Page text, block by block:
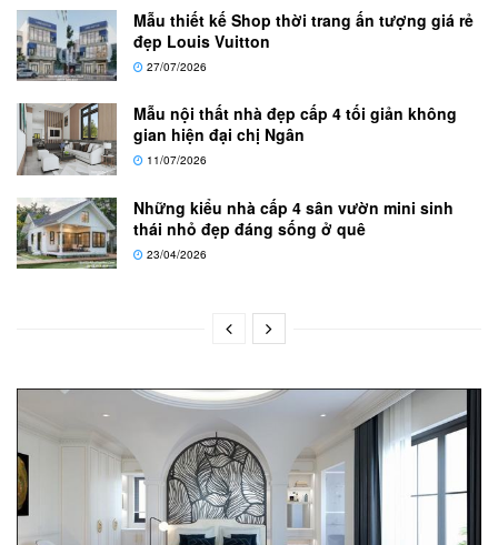
Mẫu thiết kế Shop thời trang ấn tượng giá rẻ
đẹp Louis Vuitton
27/07/2026
Mẫu nội thất nhà đẹp cấp 4 tối giản không
gian hiện đại chị Ngân
11/07/2026
Những kiểu nhà cấp 4 sân vườn mini sinh
thái nhỏ đẹp đáng sống ở quê
23/04/2026